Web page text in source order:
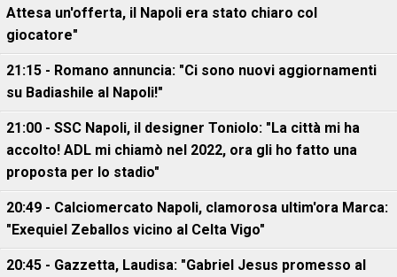
Attesa un'offerta, il Napoli era stato chiaro col
giocatore"
21:15 - Romano annuncia: "Ci sono nuovi aggiornamenti
su Badiashile al Napoli!"
21:00 - SSC Napoli, il designer Toniolo: "La città mi ha
accolto! ADL mi chiamò nel 2022, ora gli ho fatto una
proposta per lo stadio"
20:49 - Calciomercato Napoli, clamorosa ultim'ora Marca:
"Exequiel Zeballos vicino al Celta Vigo"
20:45 - Gazzetta, Laudisa: "Gabriel Jesus promesso al